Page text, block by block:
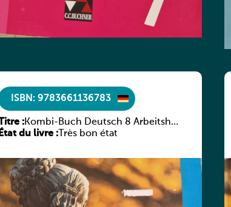
ISBN: 9783661136783
Titre :Kombi-Buch Deutsch 8 Arbeitsheft
(Neue Ausgabe Luxemburg)
État du livre : Très bon état